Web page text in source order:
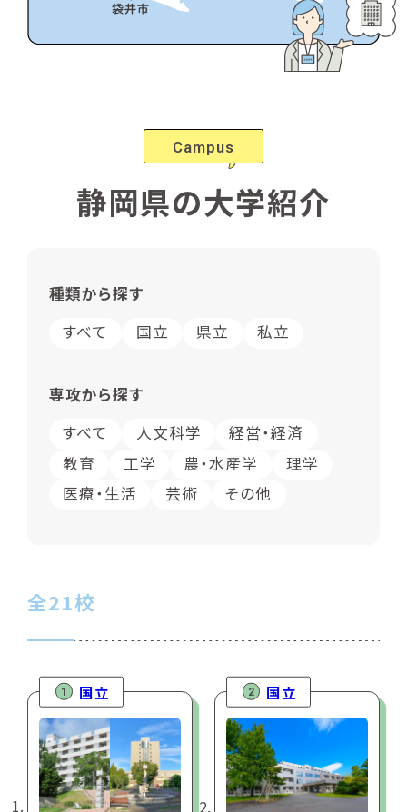
Campus
静岡県の大学紹介
種類から探す
すべて
国立 県立 私立
専攻から探す
すべて
人文科学
経営・経済
教育
工学 農・水産学
理学
医療・生活
芸術 その他
全21校
1 国立 2 国立